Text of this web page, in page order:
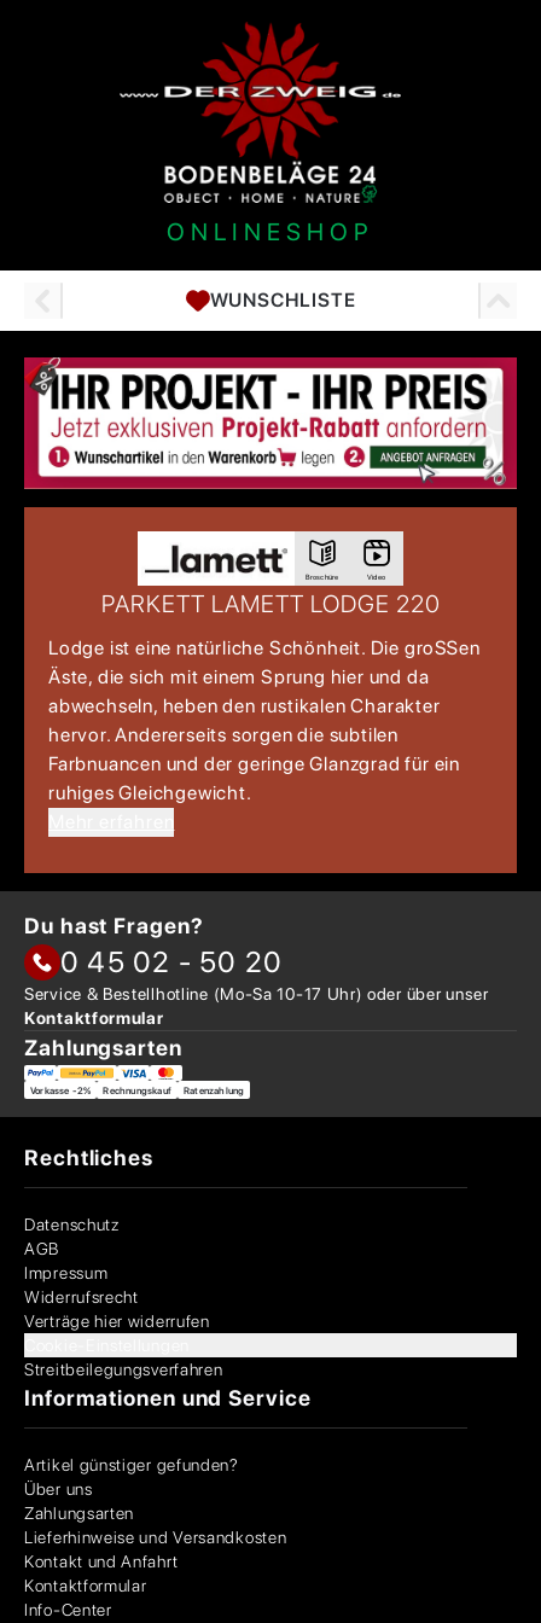
ONLINESHOP
WUNSCHLISTE
Broschüre Video
PARKETT LAMETT LODGE 220
Lodge ist eine natürliche Schönheit. Die groẞen
Äste, die sich mit einem Sprung hier und da
abwechseln, heben den rustikalen Charakter
hervor. Andererseits sorgen die subtilen
Farbnuancen und der geringe Glanzgrad für ein
ruhiges Gleichgewicht.
Du hast Fragen?
0 45 02 - 50 20
Service & Bestellhotline (Mo-Sa 10-17 Uhr) oder überunser
Kontaktformular
Zahlungsarten
Vorkasse -2% Rechnungskauf Ratenzahlung
Rechtliches
Datenschutz
AGB
Impressum
Widerrufsrecht
Verträge hier widerrufen
Streitbeilegungsverfahren
Informationen und Service
Artikel günstiger gefunden?
Über uns
Zahlungsarten
Lieferhinweise und Versandkosten
Kontakt und Anfahrt
Kontaktformular
Info-Center